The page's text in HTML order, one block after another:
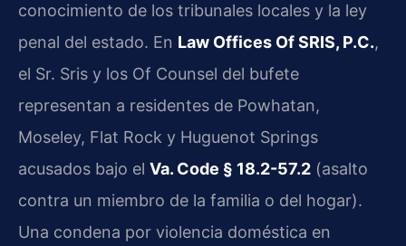
conocimiento de los tribunales locales y la ley
penal del estado. En Law Offices Of SRIS, P.C.,
el Sr. Sris y los Of Counsel del bufete
representan a residentes de Powhatan,
Moseley, Flat Rock y Huguenot Springs
acusados bajo el Va. Code § 18.2-57.2 (asalto
contra un miembro de la familia o del hogar).
Una condena por violencia doméstica en